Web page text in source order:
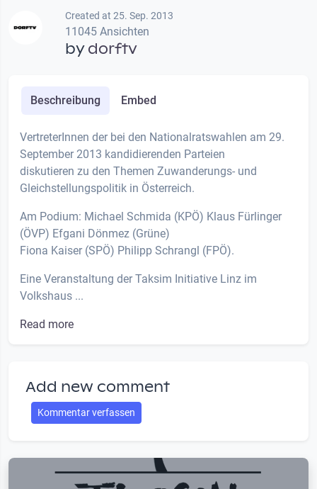
Created at 25. Sep. 2013
11045 Ansichten
bydorftv
Beschreibung Embed
VertreterInnen der bei den Nationalratswahlen am 29.
September 2013 kandidierenden Parteien
diskutieren zu den Themen Zuwanderungs- und
Gleichstellungspolitik in Österreich.
Am Podium: Michael Schmida (KPÖ) Klaus Fürlinger
(ÖVP) Efgani Dönmez (Grüne)
Fiona Kaiser (SPÖ) Philipp Schrangl (FPÖ).
Eine Veranstaltung der Taksim Initiative Linz im
Volkshaus ...
Read more
Add new comment
Kommentar verfassen